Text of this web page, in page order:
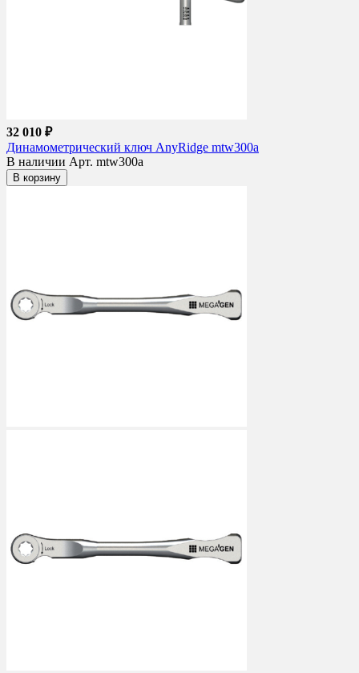
32 010 ₽
Динамометрический ключ AnyRidge mtw300a
В наличии Арт. mtw300a
В корзину